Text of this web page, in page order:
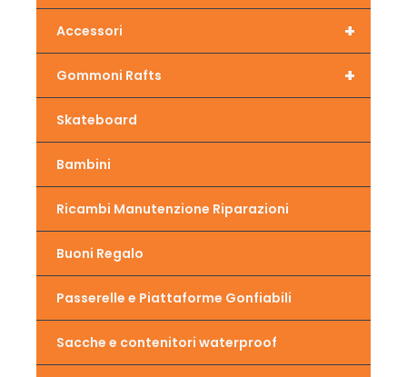
+
Accessori
+
Gommoni Rafts
Skateboard
Bambini
Ricambi Manutenzione Riparazioni
Buoni Regalo
Passerelle e Piattaforme Gonfiabili
Sacche e contenitori waterproof